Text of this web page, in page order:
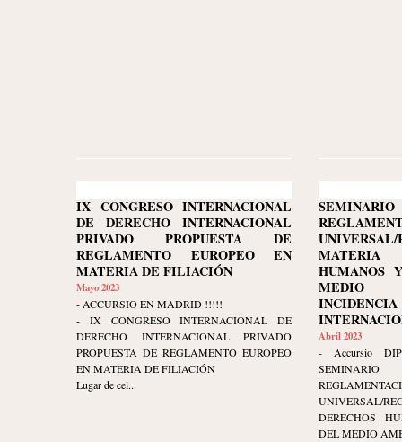
IX CONGRESO INTERNACIONAL
DE DERECHO INTERNACIONAL
PRIVADO PROPUESTA DE
REGLAMENTO EUROPEO EN
MATERIA DE FILIACIÓN
Mayo 2023
- ACCURSIO EN MADRID !!!!!
- IX CONGRESO INTERNACIONAL DE
DERECHO INTERNACIONAL PRIVADO
PROPUESTA DE REGLAMENTO EUROPEO
EN MATERIA DE FILIACIÓN
Lugar de cel...
HUMANOS
MEDIO
Abril 2023
- Accursio
UNIVERSAL/
DERECHOS
DEL MEDIO